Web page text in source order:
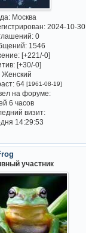
Москва
: 2024-10-30
0
1546
[+221/-0]
[+30/-0]
Женский
64 [1961-08-19]
на форуме:
6 часов
визит:
14:29:53
участник